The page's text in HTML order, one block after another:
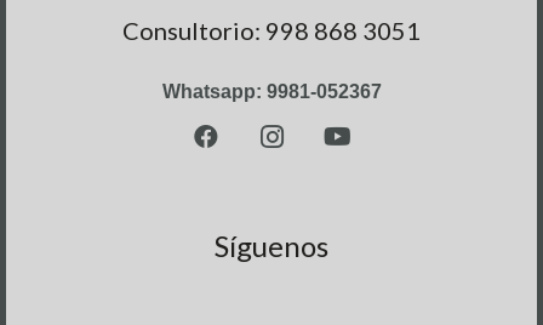
Consultorio: 998 868 3051
Whatsapp: 9981-052367
Síguenos